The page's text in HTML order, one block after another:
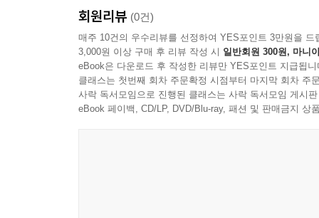
회원리뷰 (0건)
매주 10건의 우수리뷰를 선정하여 YES포인트 3만원을 드
3,000원 이상 구매 후 리뷰 작성 시 일반회원 300원, 마니
eBook은 다운로드 후 작성한 리뷰만 YES포인트 지급됩니
클래스는 첫번째 회차 주문확정 시점부터 마지막 회차 주
사락 독서모임으로 진행된 클래스는 사락 독서모임 게시
eBook 페이백, CD/LP, DVD/Blu-ray, 패션 및 판매금지 상